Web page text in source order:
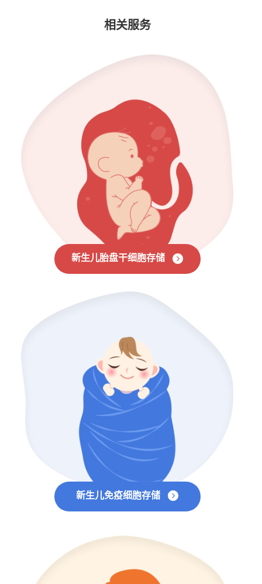
相关服务
新生儿胎盘干细胞存储
新生儿免疫细胞存储